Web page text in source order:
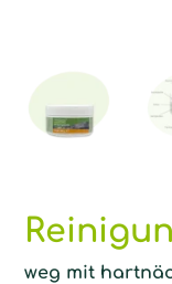
weg mit